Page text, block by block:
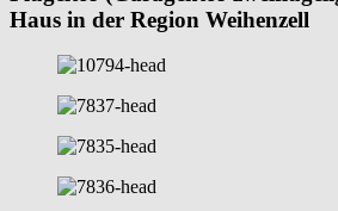
Haus in der Region Weihenzell